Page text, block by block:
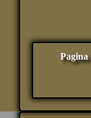
Pagina